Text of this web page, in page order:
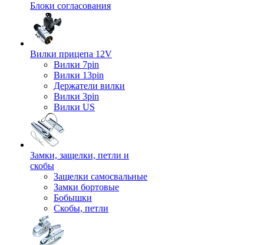
Блоки согласования
Вилки прицепа 12V
Вилки 7pin
Вилки 13pin
Держатели вилки
Вилки 3pin
Вилки US
Замки, защелки, петли и
скобы
Защелки самосвальные
Замки бортовые
Бобышки
Скобы, петли